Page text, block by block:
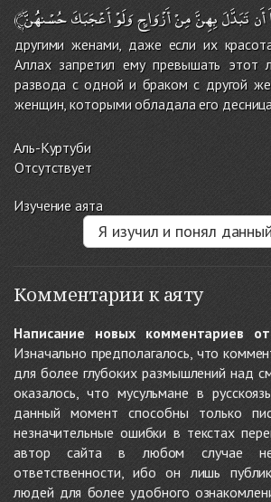
أَنتَبَدَّلَبِهِنَّمِنْأَزْوَاجٍوَلَوْأَعْجَبَكَ
другими женами, даже если их
Аллах запретил ему превышать этот
развода с одной и браком с другой
женщин, которыми обладала его
Аль-Куртуби
Отсутствует
Изучение аята
Я изучил и понял
Комментарии к аяту
Написание новых комментариев
Изначально предполагалось, что
для более глубоких размышлений над
оказалось, что мусульмане в
данный момент способны только
незначительные ошибки в текстах
автор сайта в любом случае
ответственности, ибо он лишь
людей для более удобного